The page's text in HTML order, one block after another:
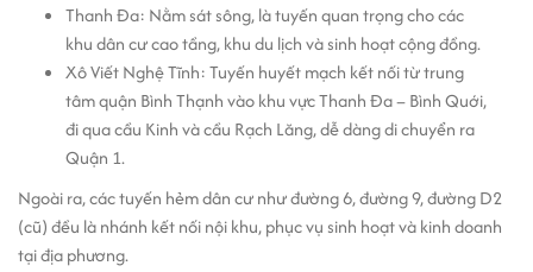
Thanh Đa: Nằm sát sông, là tuyến quan trọng cho các
khu dân cư cao tầng, khu du lịch và sinh hoạt cộng đồng.
Xô Viết Nghệ Tĩnh: Tuyến huyết mạch kết nối từ trung
tâm quận Bình Thạnh vào khu vực Thanh Đa – Bình Quới,
đi qua cầu Kinh và cầu Rạch Lăng, dễ dàng di chuyển ra
Quận 1.
Ngoài ra, các tuyến hẻm dân cư như đường 6, đường 9, đường D2
(cũ) đều là nhánh kết nối nội khu, phục vụ sinh hoạt và kinh doanh
tại địa phương.